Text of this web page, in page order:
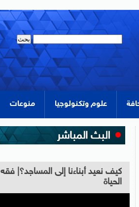
علوم وتكنولوجيا منوعات
كيف نعيد أبناءنا إلى المساجد؟| فقه
الحياة